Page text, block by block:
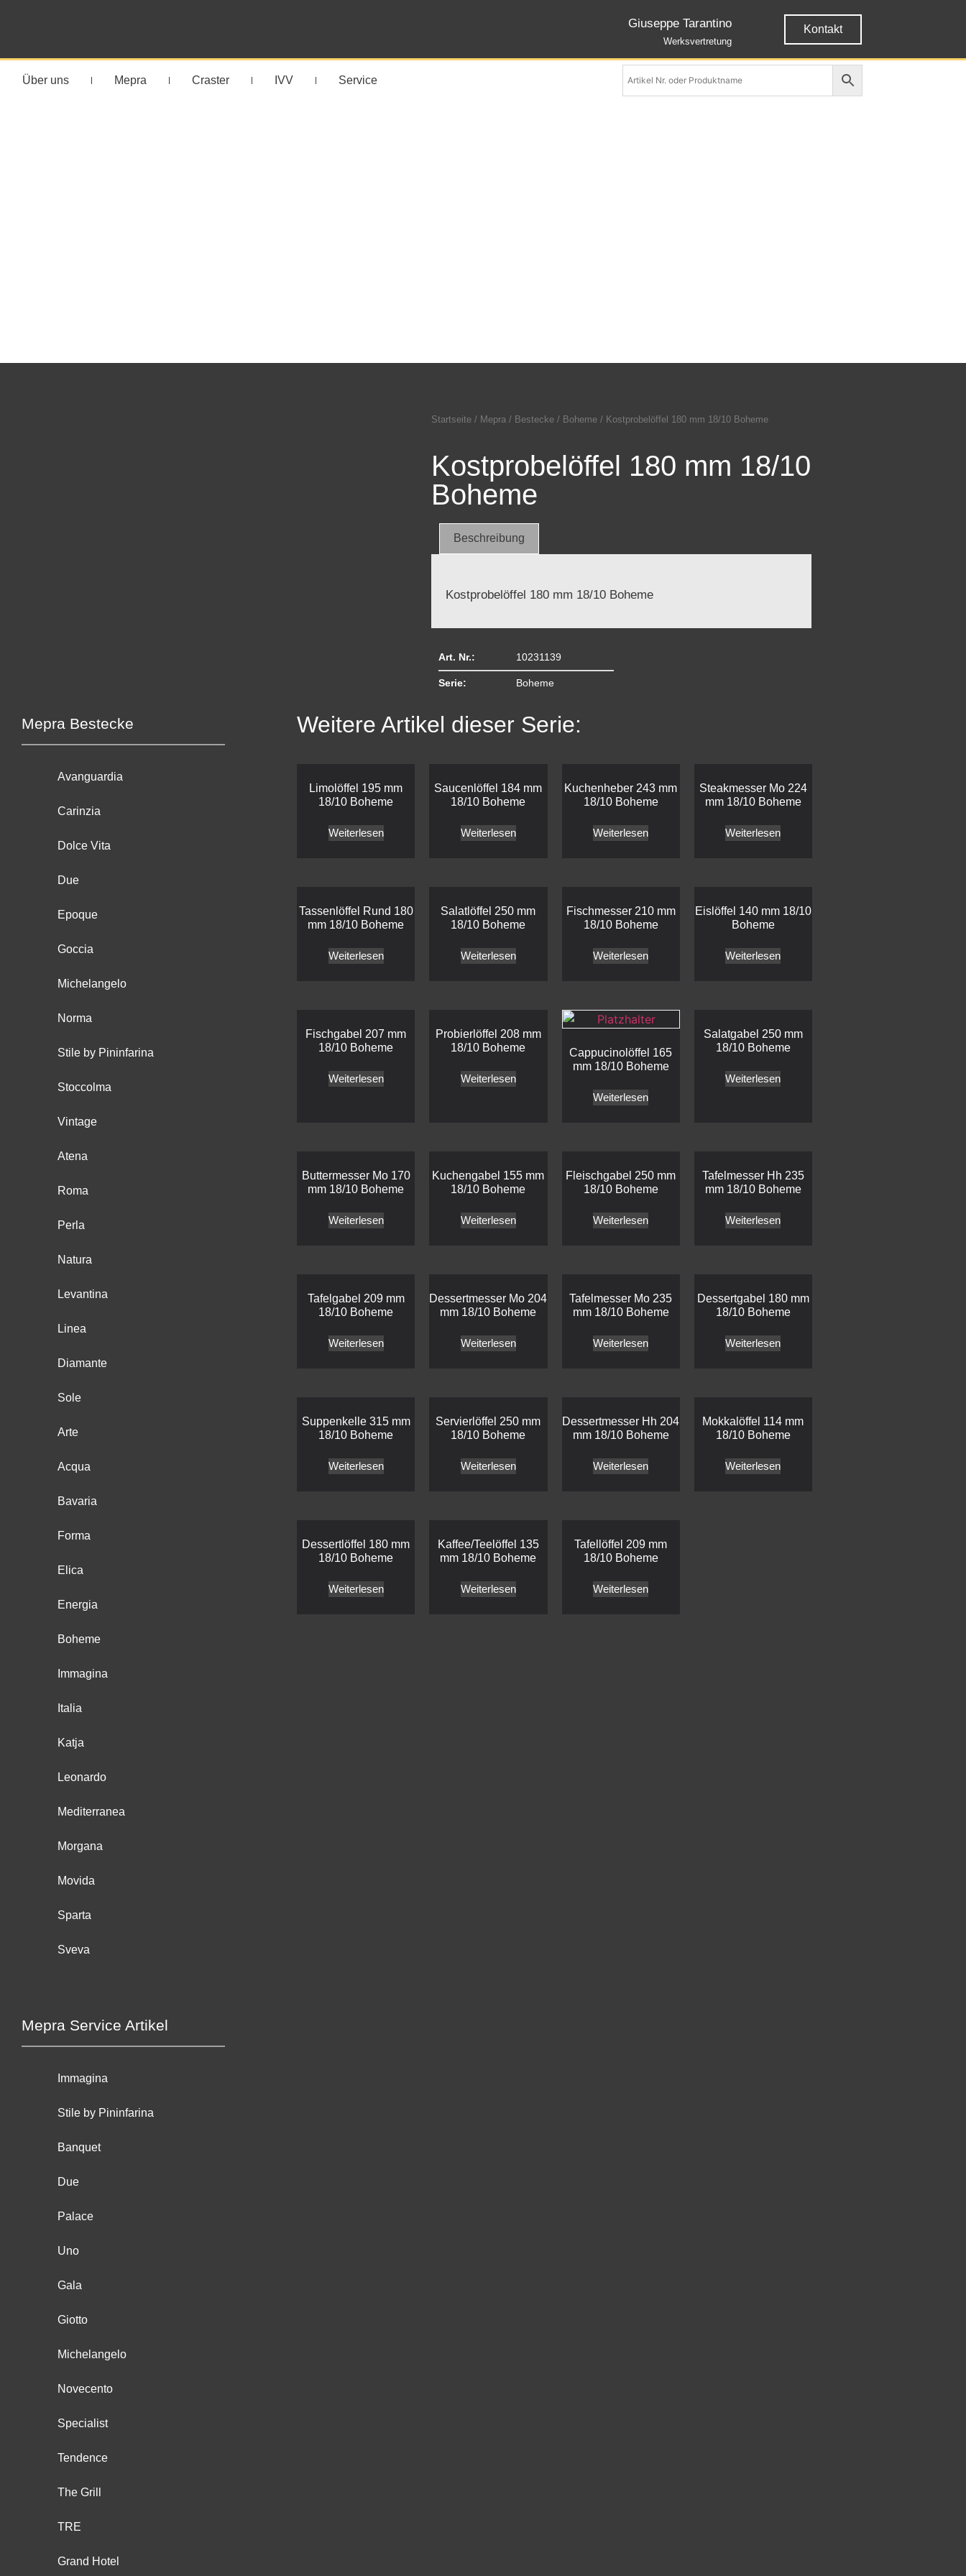
Giuseppe Tarantino
Werksvertretung
Kontakt
Über uns Mepra Craster IVV Service
Startseite / Mepra / Bestecke / Boheme / Kostprobelöffel 180 mm 18/10 Boheme
Kostprobelöffel 180 mm 18/10
Boheme
Beschreibung
Kostprobelöffel 180 mm 18/10 Boheme
Art. Nr.: 10231139
Serie: Boheme
Mepra Bestecke
Avanguardia
Carinzia
Dolce Vita
Due
Epoque
Goccia
Michelangelo
Norma
Stile by Pininfarina
Stoccolma
Vintage
Atena
Roma
Perla
Natura
Levantina
Linea
Diamante
Sole
Arte
Acqua
Bavaria
Forma
Elica
Energia
Boheme
Immagina
Italia
Katja
Leonardo
Mediterranea
Morgana
Movida
Sparta
Sveva
Mepra Service Artikel
Immagina
Stile by Pininfarina
Banquet
Due
Palace
Uno
Gala
Giotto
Michelangelo
Novecento
Specialist
Tendence
The Grill
TRE
Grand Hotel
Weitere Artikel dieser Serie:
Limolöffel 195 mm
18/10 Boheme
Weiterlesen
Saucenlöffel 184 mm
18/10 Boheme
Weiterlesen
Kuchenheber 243 mm
18/10 Boheme
Weiterlesen
Steakmesser Mo 224
mm 18/10 Boheme
Weiterlesen
Tassenlöffel Rund 180
mm 18/10 Boheme
Weiterlesen
Salatlöffel 250 mm
18/10 Boheme
Weiterlesen
Fischmesser 210 mm
18/10 Boheme
Weiterlesen
Eislöffel 140 mm 18/10
Boheme
Weiterlesen
Fischgabel 207 mm
18/10 Boheme
Weiterlesen
Probierlöffel 208 mm
18/10 Boheme
Weiterlesen
Cappucinolöffel 165
mm 18/10 Boheme
Weiterlesen
Salatgabel 250 mm
18/10 Boheme
Weiterlesen
Buttermesser Mo 170
mm 18/10 Boheme
Weiterlesen
Kuchengabel 155 mm
18/10 Boheme
Weiterlesen
Fleischgabel 250 mm
18/10 Boheme
Weiterlesen
Tafelmesser Hh 235
mm 18/10 Boheme
Weiterlesen
Tafelgabel 209 mm
18/10 Boheme
Weiterlesen
Dessertmesser Mo 204
mm 18/10 Boheme
Weiterlesen
Tafelmesser Mo 235
mm 18/10 Boheme
Weiterlesen
Dessertgabel 180 mm
18/10 Boheme
Weiterlesen
Suppenkelle 315 mm
18/10 Boheme
Weiterlesen
Servierlöffel 250 mm
18/10 Boheme
Weiterlesen
Dessertmesser Hh 204
mm 18/10 Boheme
Weiterlesen
Mokkalöffel 114 mm
18/10 Boheme
Weiterlesen
Dessertlöffel 180 mm
18/10 Boheme
Weiterlesen
Kaffee/Teelöffel 135
mm 18/10 Boheme
Weiterlesen
Tafellöffel 209 mm
18/10 Boheme
Weiterlesen